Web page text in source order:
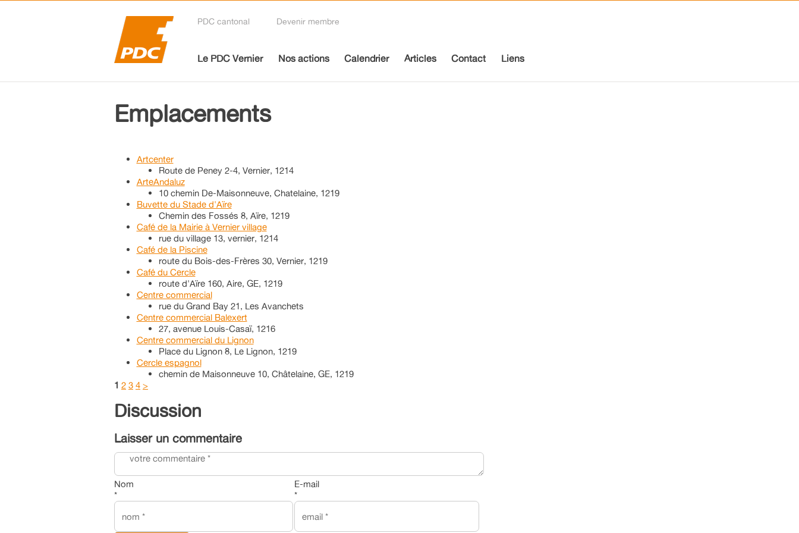
PDC cantonal Devenir membre
Le PDC Vernier Nos actions Calendrier Articles Contact Liens
Emplacements
Artcenter
Route de Peney 2-4, Vernier, 1214
ArteAndaluz
10 chemin De-Maisonneuve, Chatelaine, 1219
Buvette du Stade d'Aïre
Chemin des Fossés 8, Aïre, 1219
Café de la Mairie à Vernier village
rue du village 13, vernier, 1214
Café de la Piscine
route du Bois-des-Frères 30, Vernier, 1219
Café du Cercle
route d'Aïre 160, Aire, GE, 1219
Centre commercial
rue du Grand Bay 21, Les Avanchets
Centre commercial Balexert
27, avenue Louis-Casaï, 1216
Centre commercial du Lignon
Place du Lignon 8, Le Lignon, 1219
Cercle espagnol
chemin de Maisonneuve 10, Châtelaine, GE, 1219
1 2 3 4 >
Discussion
Laisser un commentaire
Nom
*
E-mail
*